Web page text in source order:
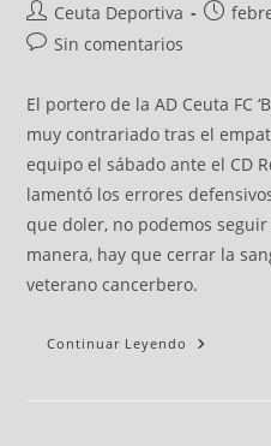
Ceuta Deportiva
Sin comentarios
El portero de la AD Ceuta FC
muy contrariado tras el
equipo el sábado ante el CD
lamentó los errores
que doler, no podemos
manera, hay que cerrar la
veterano cancerbero.
Continuar Leyendo